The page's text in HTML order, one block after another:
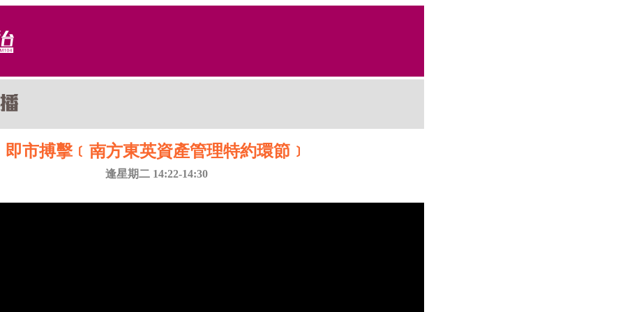
即市搏擊﹝南方東英資產管理特約環節﹞
逢星期二 14:22-14:30